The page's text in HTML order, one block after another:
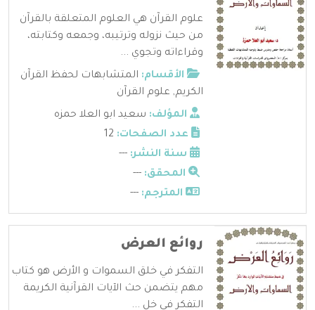
علوم القرآن هي العلوم المتعلقة بالقرآن
من حيث نزوله وترتيبه، وجمعه وكتابته،
وقراءاته وتجوي ...
الأقسام: المتشابهات لحفظ القرآن
الكريم, علوم القرآن
المؤلف: سعيد ابو العلا حمزه
عدد الصفحات:
سنة النشر: ---
المحقق: ---
المترجم: ---
روائع العرض
التفكر في خلق السموات و الأرض هو كتاب
مهم يتضمن حث الآيات القرآنية الكريمة
التفكر في خل ...